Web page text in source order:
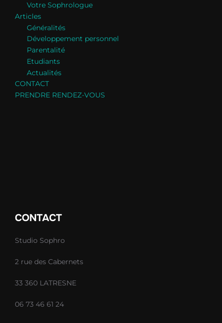
Votre Sophrologue
Articles
Généralités
Développement personnel
Parentalité
Etudiants
Actualités
CONTACT
PRENDRE RENDEZ-VOUS
CONTACT
Studio Sophro
2 rue des Cabernets
33 360 LATRESNE
06 73 46 61 24